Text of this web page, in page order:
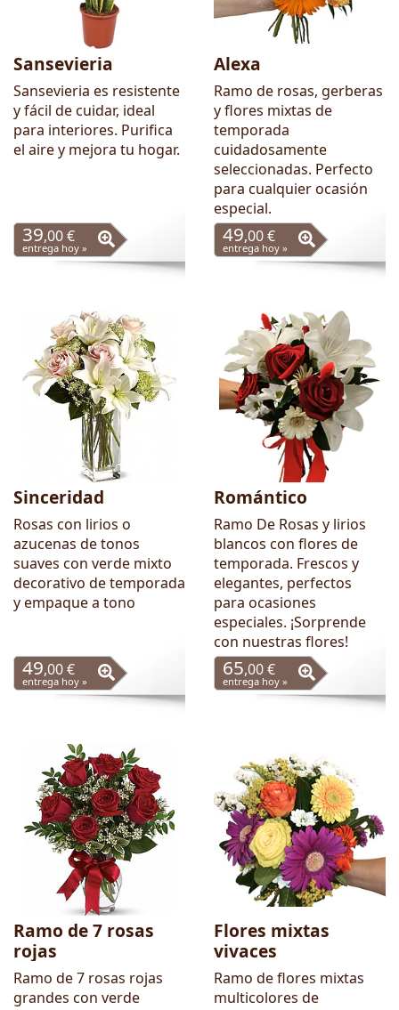
Sansevieria
Sansevieria es resistente
y fácil de cuidar, ideal
para interiores. Purifica
el aire y mejora tu hogar.
39,00 €
entrega hoy »
Alexa
Ramo de rosas, gerberas
y flores mixtas de
temporada
cuidadosamente
seleccionadas. Perfecto
para cualquier ocasión
especial.
49,00 €
entrega hoy »
Sinceridad
Rosas con lirios o
azucenas de tonos
suaves con verde mixto
decorativo de temporada
y empaque a tono
49,00 €
entrega hoy »
Romántico
Ramo De Rosas y lirios
blancos con flores de
temporada. Frescos y
elegantes, perfectos
para ocasiones
especiales. ¡Sorprende
con nuestras flores!
65,00 €
entrega hoy »
Ramo de 7 rosas
rojas
Ramo de 7 rosas rojas
grandes con verde
Flores mixtas
vivaces
Ramo de flores mixtas
multicolores de